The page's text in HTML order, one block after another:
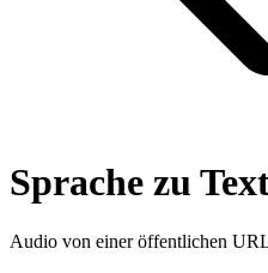
Sprache zu
Audio von einer öffentlichen